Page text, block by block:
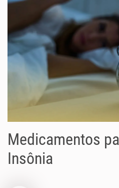
Medicamentos
Insônia